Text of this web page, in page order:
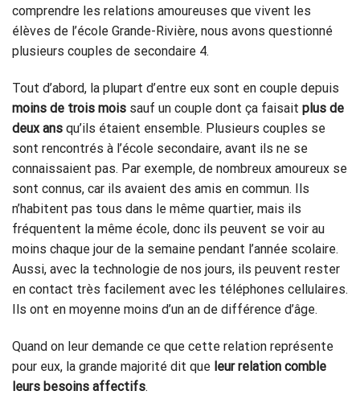
comprendre les relations amoureuses que vivent les
élèves de l’école Grande-Rivière, nous avons questionné
plusieurs couples de secondaire 4.
Tout d’abord, la plupart d’entre eux sont en couple depuis
moins de trois mois sauf un couple dont ça faisait plus de
deux ans qu’ils étaient ensemble. Plusieurs couples se
sont rencontrés à l’école secondaire, avant ils ne se
connaissaient pas. Par exemple, de nombreux amoureux se
sont connus, car ils avaient des amis en commun. Ils
n’habitent pas tous dans le même quartier, mais ils
fréquentent la même école, donc ils peuvent se voir au
moins chaque jour de la semaine pendant l’année scolaire.
Aussi, avec la technologie de nos jours, ils peuvent rester
en contact très facilement avec les téléphones cellulaires.
Ils ont en moyenne moins d’un an de différence d’âge.
Quand on leur demande ce que cette relation représente
pour eux, la grande majorité dit que leur relation comble
leurs besoins affectifs.